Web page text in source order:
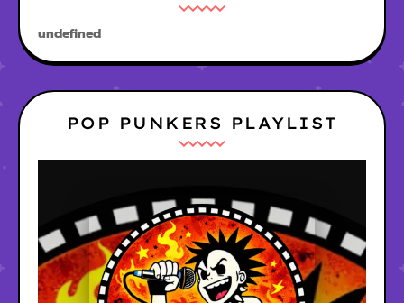
undefned
POP PUNKERS PLAYLIST